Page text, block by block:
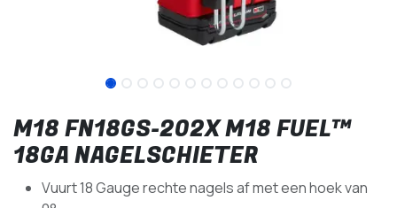
M18 FN18GS-202X M18 FUEL™
18GA NAGELSCHIETER
Vuurt 18 Gauge rechte nagels af met een hoek van